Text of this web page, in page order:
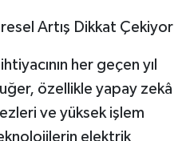
Artış Dikkat Çekiyor
her geçen yıl
özellikle yapay zekâ
ve yüksek işlem
elektrik